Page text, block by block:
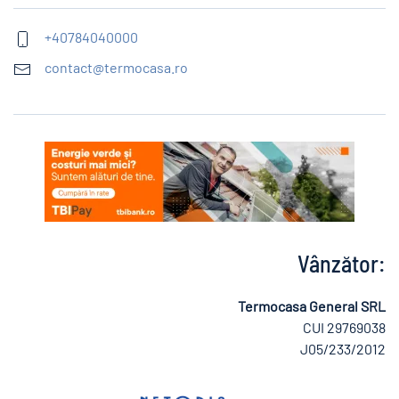
+40784040000
contact@termocasa.ro
Vânzător:
Termocasa General SRL
CUI 29769038
J05/233/2012